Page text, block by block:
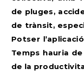
de pluges,
de trànsit,
Potser
Temps hauria
de la